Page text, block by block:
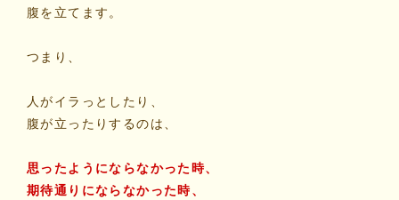
腹を立てます。
つまり、
人がイラっとしたり、
腹が立ったりするのは、
思ったようにならなかった時、
期待通りにならなかった時、